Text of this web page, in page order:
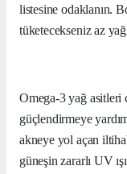
listesine odaklanın.
tüketecekseniz az
Omega-3 yağ asitleri
güçlendirmeye
akneye yol açan
güneşin zararlı UV